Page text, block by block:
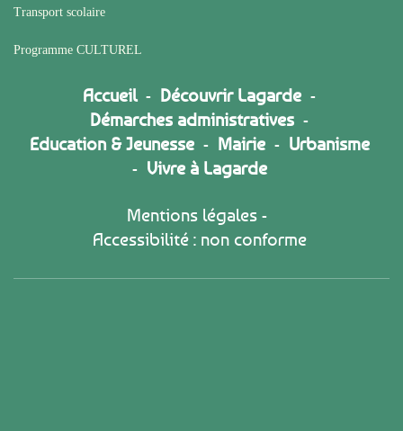
Transport scolaire
Programme CULTUREL
Accueil - Découvrir Lagarde -
Démarches administratives -
Education & Jeunesse - Mairie - Urbanisme
- Vivre à Lagarde
Mentions légales -
Accessibilité : non conforme